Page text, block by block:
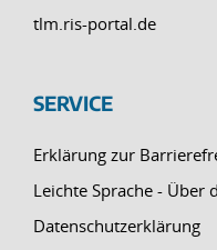
tlm.ris-portal.de
SERVICE
Erklärung zur
Leichte Sprache - Über
Datenschutzerklärung